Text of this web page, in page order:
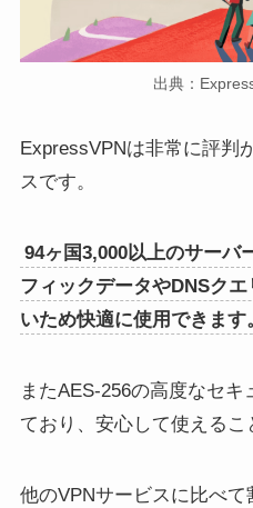
出典：
ExpressVPNは非常に評判
スです。
94ヶ国3,000以上のサーバ
フィックデータやDNSク
いため快適に使用できます
またAES-256の高度なセ
ており、安心して使えるこ
他のVPNサービスに比べ